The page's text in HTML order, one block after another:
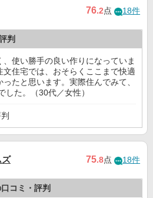
76.2点 18件
判
、使い勝手の良い作りになっていま
文住宅では、おそらくここまで快適
たと思います。実際住んでみて、
した。（30代／女性）
ズ 75.8点 18件
コミ・評判